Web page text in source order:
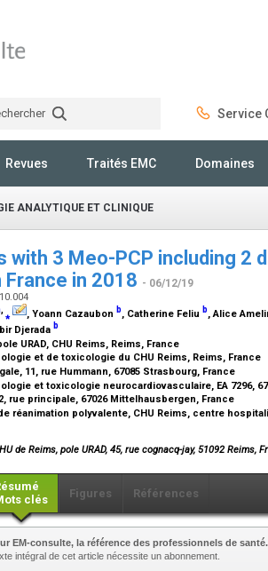
Service
Revues Traités EMC Domaines
ANALYTIQUE ET CLINIQUE
with 3 Meo-PCP including 2
in 2018 - 06/12/19
,⁎ , Yoann Cazaubon b, Catherine Feliu b, Alice
Djerada b
URAD, CHU Reims, Reims, France
et de toxicologie du CHU Reims, Reims, France
11, rue Hummann, 67085 Strasbourg, France
et toxicologie neurocardiovasculaire, EA 7296,
rue principale, 67026 Mittelhausbergen, France
réanimation polyvalente, CHU Reims, centre
de Reims, pole URAD, 45, rue cognacq-jay, 51092 Reims,
clés
Figures Références
EM-consulte, la référence des professionnels de santé.
intégral de cet article nécessite un abonnement.